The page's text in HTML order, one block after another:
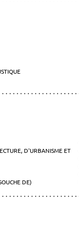
D'URBANISME ET
DE)